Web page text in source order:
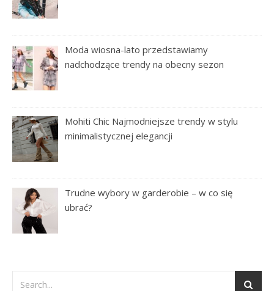
Moda wiosna-lato przedstawiamy
nadchodzące trendy na obecny sezon
Mohiti Chic Najmodniejsze trendy w stylu
minimalistycznej elegancji
Trudne wybory w garderobie – w co się
ubrać?